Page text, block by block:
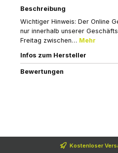
Beschreibung
Wichtiger Hinweis: Der Online
nur innerhalb unserer
Freitag zwischen… Mehr
Infos zum Hersteller
Bewertungen
Kostenloser